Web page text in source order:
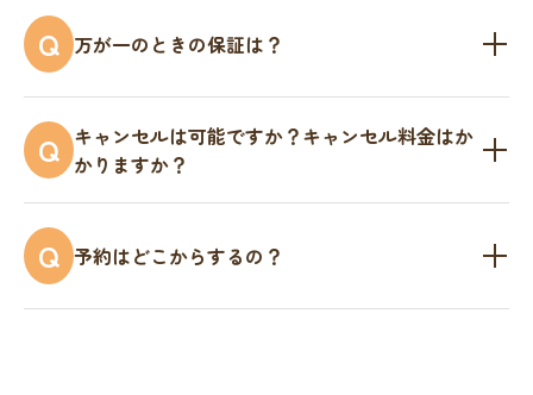
ーなどを携行していただいたり、車酔いしやすいペ
ットは、予め獣医に酔い止め薬を処方してもらうの
もいいかもしれません。
A
いただいております。夜22時から朝5時まで、お迎
ります。
Q 万が一のときの保証は？
A
ットの負傷・けいれん発作・逃亡・死亡事故等が発
察や保健所とも連絡を取り合いつつ、最寄りの救急
病院へ搬送するなどの緊急措置を行います。その
際、補償・損害賠償・慰謝料等の請求には応じかね
Q キャンセルは可能ですか？キャンセル料金はか
かりますか？
A
発生しません。 送迎前日のキャンセル無料/送迎当
Q 予約はどこからするの？